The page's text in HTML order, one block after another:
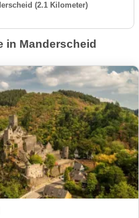
(2.1 Kilometer)
in Manderscheid